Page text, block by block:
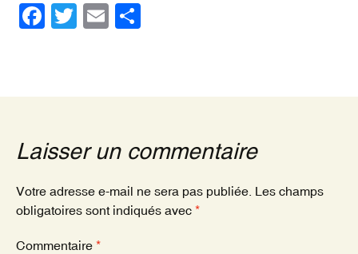
F
e
o
o
k
T
er
E
g
Laisser un commentaire
Votre adresse e-mail ne sera pas publiée. Les champs
obligatoires sont indiqués avec *
Commentaire *